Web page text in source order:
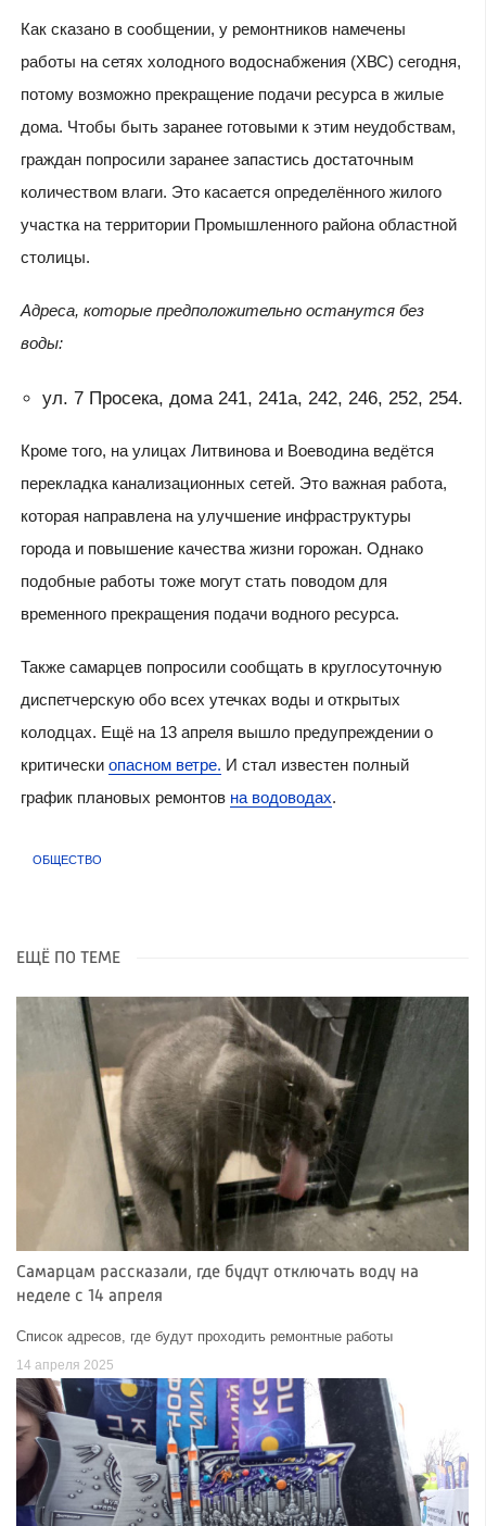
Как сказано в сообщении, у ремонтников намечены
работы на сетях холодного водоснабжения (ХВС) сегодня,
потому возможно прекращение подачи ресурса в жилые
дома. Чтобы быть заранее готовыми к этим неудобствам,
граждан попросили заранее запастись достаточным
количеством влаги. Это касается определённого жилого
участка на территории Промышленного района областной
столицы.
Адреса, которые предположительно останутся без
воды:
ул. 7 Просека, дома 241, 241а, 242, 246, 252, 254.
Кроме того, на улицах Литвинова и Воеводина ведётся
перекладка канализационных сетей. Это важная работа,
которая направлена на улучшение инфраструктуры
города и повышение качества жизни горожан. Однако
подобные работы тоже могут стать поводом для
временного прекращения подачи водного ресурса.
Также самарцев попросили сообщать в круглосуточную
диспетчерскую обо всех утечках воды и открытых
колодцах. Ещё на 13 апреля вышло предупреждении о
критически опасном ветре. И стал известен полный
график плановых ремонтов на водоводах.
ОБЩЕСТВО
ЕЩЁ ПО ТЕМЕ
Самарцам рассказали, где будут отключать воду на
неделе с 14 апреля
Список адресов, где будут проходить ремонтные работы
14 апреля 2025